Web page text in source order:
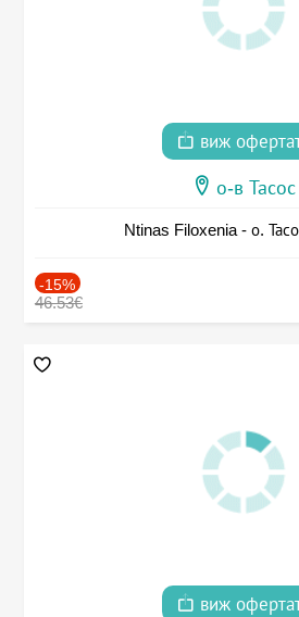
виж
о-в Тасос
Ntinas Filoxenia - о.
-15%
46.53€
виж